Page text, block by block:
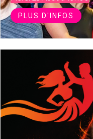
PLUS D'INFOS